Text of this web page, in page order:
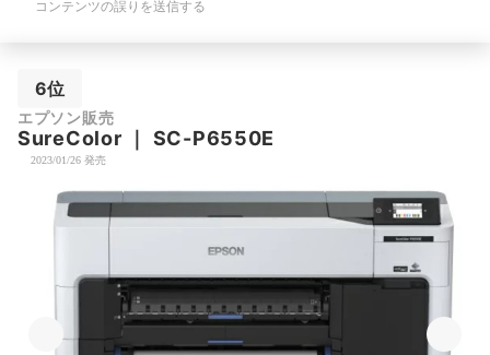
コンテンツの誤りを送信する
6位
エプソン販売
SureColor SC-P6550E
2023/01/26 発売